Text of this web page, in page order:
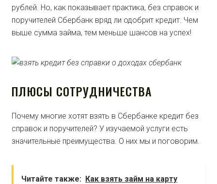
рублей. Но, как показывает практика, без справок и
поручителей Сбербанк вряд ли одобрит кредит. Чем
выше сумма займа, тем меньше шансов на успех!
ПЛЮСЫ СОТРУДНИЧЕСТВА
Почему многие хотят взять в Сбербанке кредит без
справок и поручителей? У изучаемой услуги есть
значительные преимущества. О них мы и поговорим.
Читайте также: Как взять займ на карту